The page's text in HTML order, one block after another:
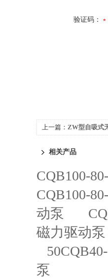
验证码：
上一篇： ZW型自吸式
相关产品
CQB100-
CQB100-
动泵
磁力驱动泵
泵